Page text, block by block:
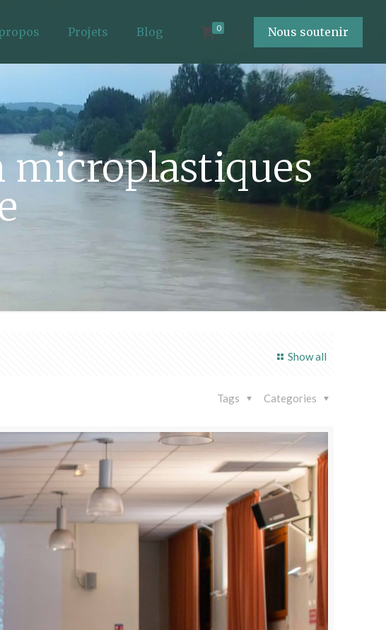
Projets Blog 0 Nous soutenir
microplastiques
Show all
Categories
Tags